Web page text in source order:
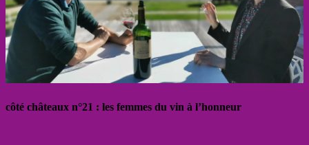
côté châteaux n°21 : les femmes du vin à l’honneur